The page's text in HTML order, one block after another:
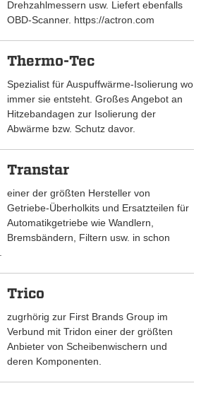
Drehzahlmessern usw. Liefert ebenfalls
OBD-Scanner. https://actron.com
Thermo-Tec
Spezialist für Auspuffwärme-Isolierung wo
immer sie entsteht. Großes Angebot an
Hitzebandagen zur Isolierung der
Abwärme bzw. Schutz davor.
Transtar
einer der größten Hersteller von
Getriebe-Überholkits und Ersatzteilen für
Automatikgetriebe wie Wandlern,
Bremsbändern, Filtern usw. in schon
Trico
zugrhörig zur First Brands Group im
Verbund mit Tridon einer der größten
Anbieter von Scheibenwischern und
deren Komponenten.